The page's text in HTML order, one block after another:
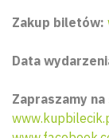
Zakup biletów:
Data
Zapraszamy